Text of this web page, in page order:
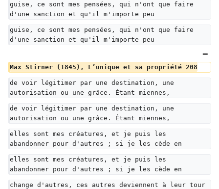
guise, ce sont mes pensées, qui n'ont que faire
d'une sanction et qu'il m'importe peu
guise, ce sont mes pensées, qui n'ont que faire
d'une sanction et qu'il m'importe peu
Max Stirner (1845), L’unique et sa propriété 208
de voir légitimer par une destination, une
autorisation ou une grâce. Étant miennes,
de voir légitimer par une destination, une
autorisation ou une grâce. Étant miennes,
elles sont mes créatures, et je puis les
abandonner pour d'autres ; si je les cède en
elles sont mes créatures, et je puis les
abandonner pour d'autres ; si je les cède en
change d'autres, ces autres deviennent à leur tour